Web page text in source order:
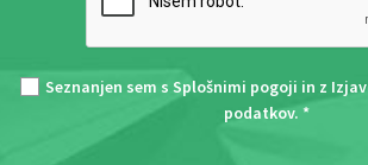
Seznanjen sem s Splošnimi pogoji in z
podatkov. *